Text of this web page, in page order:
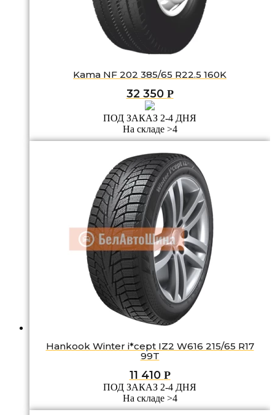
Kama NF 202 385/65 R22.5 160K
32 350 Р
ПОД ЗАКАЗ 2-4 ДНЯ
На складе >4
Hankook Winter i*cept IZ2 W616 215/65 R17
99T
11 410 Р
ПОД ЗАКАЗ 2-4 ДНЯ
На складе >4